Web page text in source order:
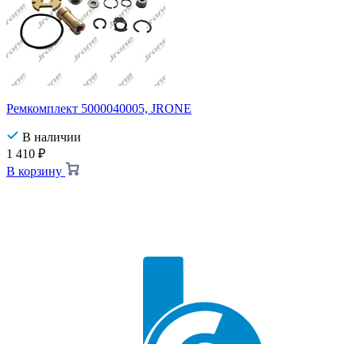
Ремкомплект 5000040005, JRONE
В наличии
1 410 ₽
В корзину